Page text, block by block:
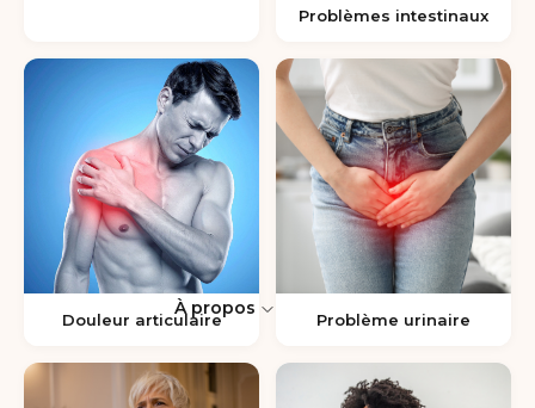
À propos
Problèmes intestinaux
Douleur articulaire Problème urinaire